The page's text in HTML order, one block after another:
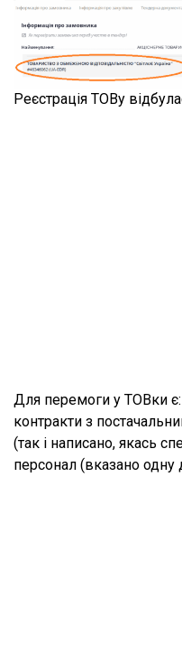
Реєстрація ТОВу
Для перемоги у ТОВки
контракти з
(так і написано, якась
персонал (вказано одну